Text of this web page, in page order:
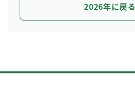
2026年に戻る